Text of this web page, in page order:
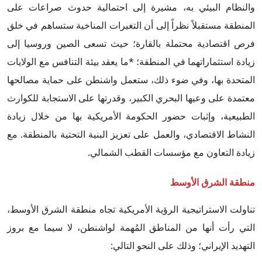
والنظام البيئي به، مشيرة إلى احتمالية حدوث صراعات على
المنطقة مستقبلاً نظراً إلى أن التغيرات المناخية ستساهم في خلق
فرص اقتصادية محتملة بالقارة؛ حيث تسعى الصين وروسيا إلى
زيادة استثماراتهما في المنطقة؛ *ما يعقد بيئة التنافس مع الولايات
المتحدة بها، وفي ضوء ذلك، ستعمل واشنطن على حماية مصالحها
معتمدة على وعيها البحري الكبير، وقدرتها على الاستجابة للكوارث
الطبيعية، وإثبات حضور الحكومة الأمريكية بها من خلال زيادة
النشاط الاقتصادي، والعمل على تعزيز البنية التحتية بالمنطقة. مع
زيادة التعاون مع مؤسسات القطب الشمالي.
منطقة الشرق الأوسط
تناولت الاستراتيجية الرؤية الأمريكية تجاه منطقة الشرق الأوسط،
التي رأت أنها من المناطق المُهمة لواشنطن، لا سيما مع بروز
التهديد الإيراني؛ وذلك على النحو التالي: